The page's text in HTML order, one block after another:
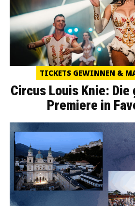
TICKETS GEWINNEN &
Circus Louis Knie: Die
Premiere in